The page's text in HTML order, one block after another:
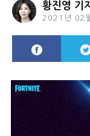
황진영 기
2021년 02